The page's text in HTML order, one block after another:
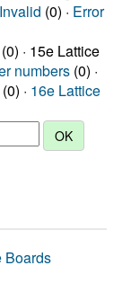
Invalid (0) · Error
(0) · 15e Lattice
numbers (0) ·
(0) · 16e Lattice
Boards